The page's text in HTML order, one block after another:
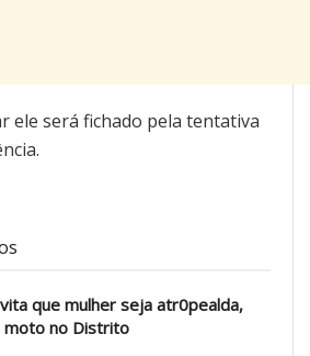
ele será fichado pela tentativa
que mulher seja atr0pealda,
moto no Distrito